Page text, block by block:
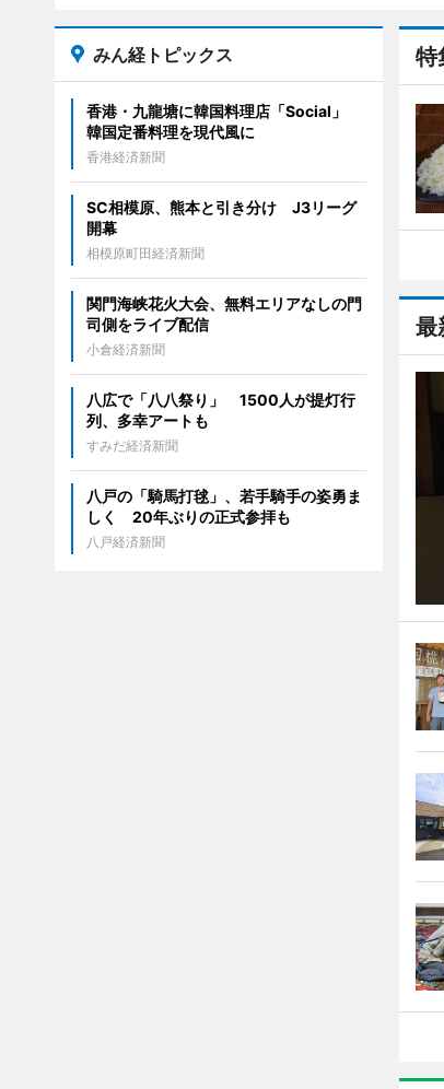
特
最
みん経トピックス
香港・九龍塘に韓国料理店「Social」
韓国定番料理を現代風に
香港経済新聞
SC相模原、熊本と引き分け J3リーグ
開幕
相模原町田経済新聞
関門海峡花火大会、無料エリアなしの門
司側をライブ配信
小倉経済新聞
八広で「八八祭り」 1500人が提灯行
列、多幸アートも
すみだ経済新聞
八戸の「騎馬打毬」、若手騎手の姿勇ま
しく 20年ぶりの正式参拝も
八戸経済新聞